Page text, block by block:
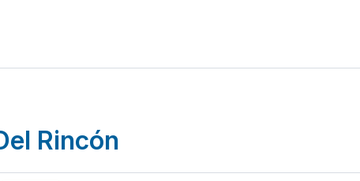
Rincón